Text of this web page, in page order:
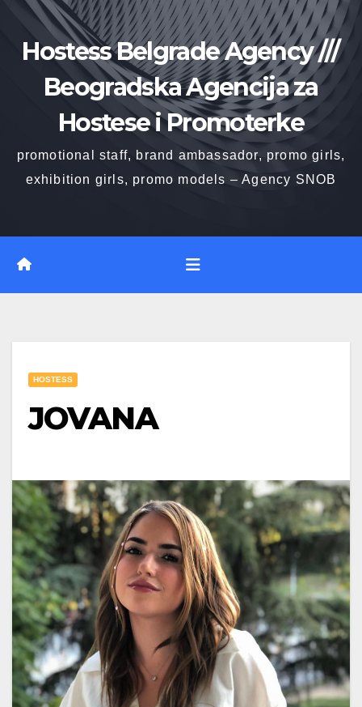
contentHostess Belgrade Agency ///
Beogradska Agencija za
Hostese i Promoterke
promotional staff, brand ambassador, promo girls,
exhibition girls, promo models – Agency SNOB
HOSTESS
JOVANA